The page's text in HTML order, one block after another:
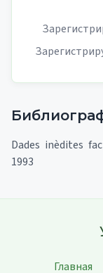
Dades inèdites
1993
Главная